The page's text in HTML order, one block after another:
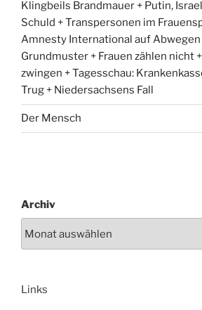
Klingbeils Brandmauer + Putin,
Schuld + Transpersonen im
Amnesty International auf
Grundmuster + Frauen zählen nicht
zwingen + Tagesschau:
Trug + Niedersachsens Fall
Der Mensch
Archiv
Links